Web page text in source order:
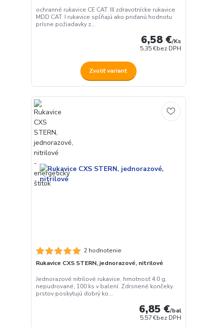
ochranné rukavice CE CAT. III zdravotnícke rukavice
MDD CAT. I rukavice spĺňajú ako pridanú hodnotu
prísne požiadavky z...
6,58 €/Ks
5,35 €bez DPH
Zvoliť variant
2 hodnotenie
Rukavice CXS STERN, jednorazové, nitrilové
Jednorazové nitrilové rukavice, hmotnosť 4.0 g,
nepudrované, 100 ks v balení. Zdrsnené končeky
prstov poskytujú dobrý ko...
6,85 €/bal
5,57 €bez DPH